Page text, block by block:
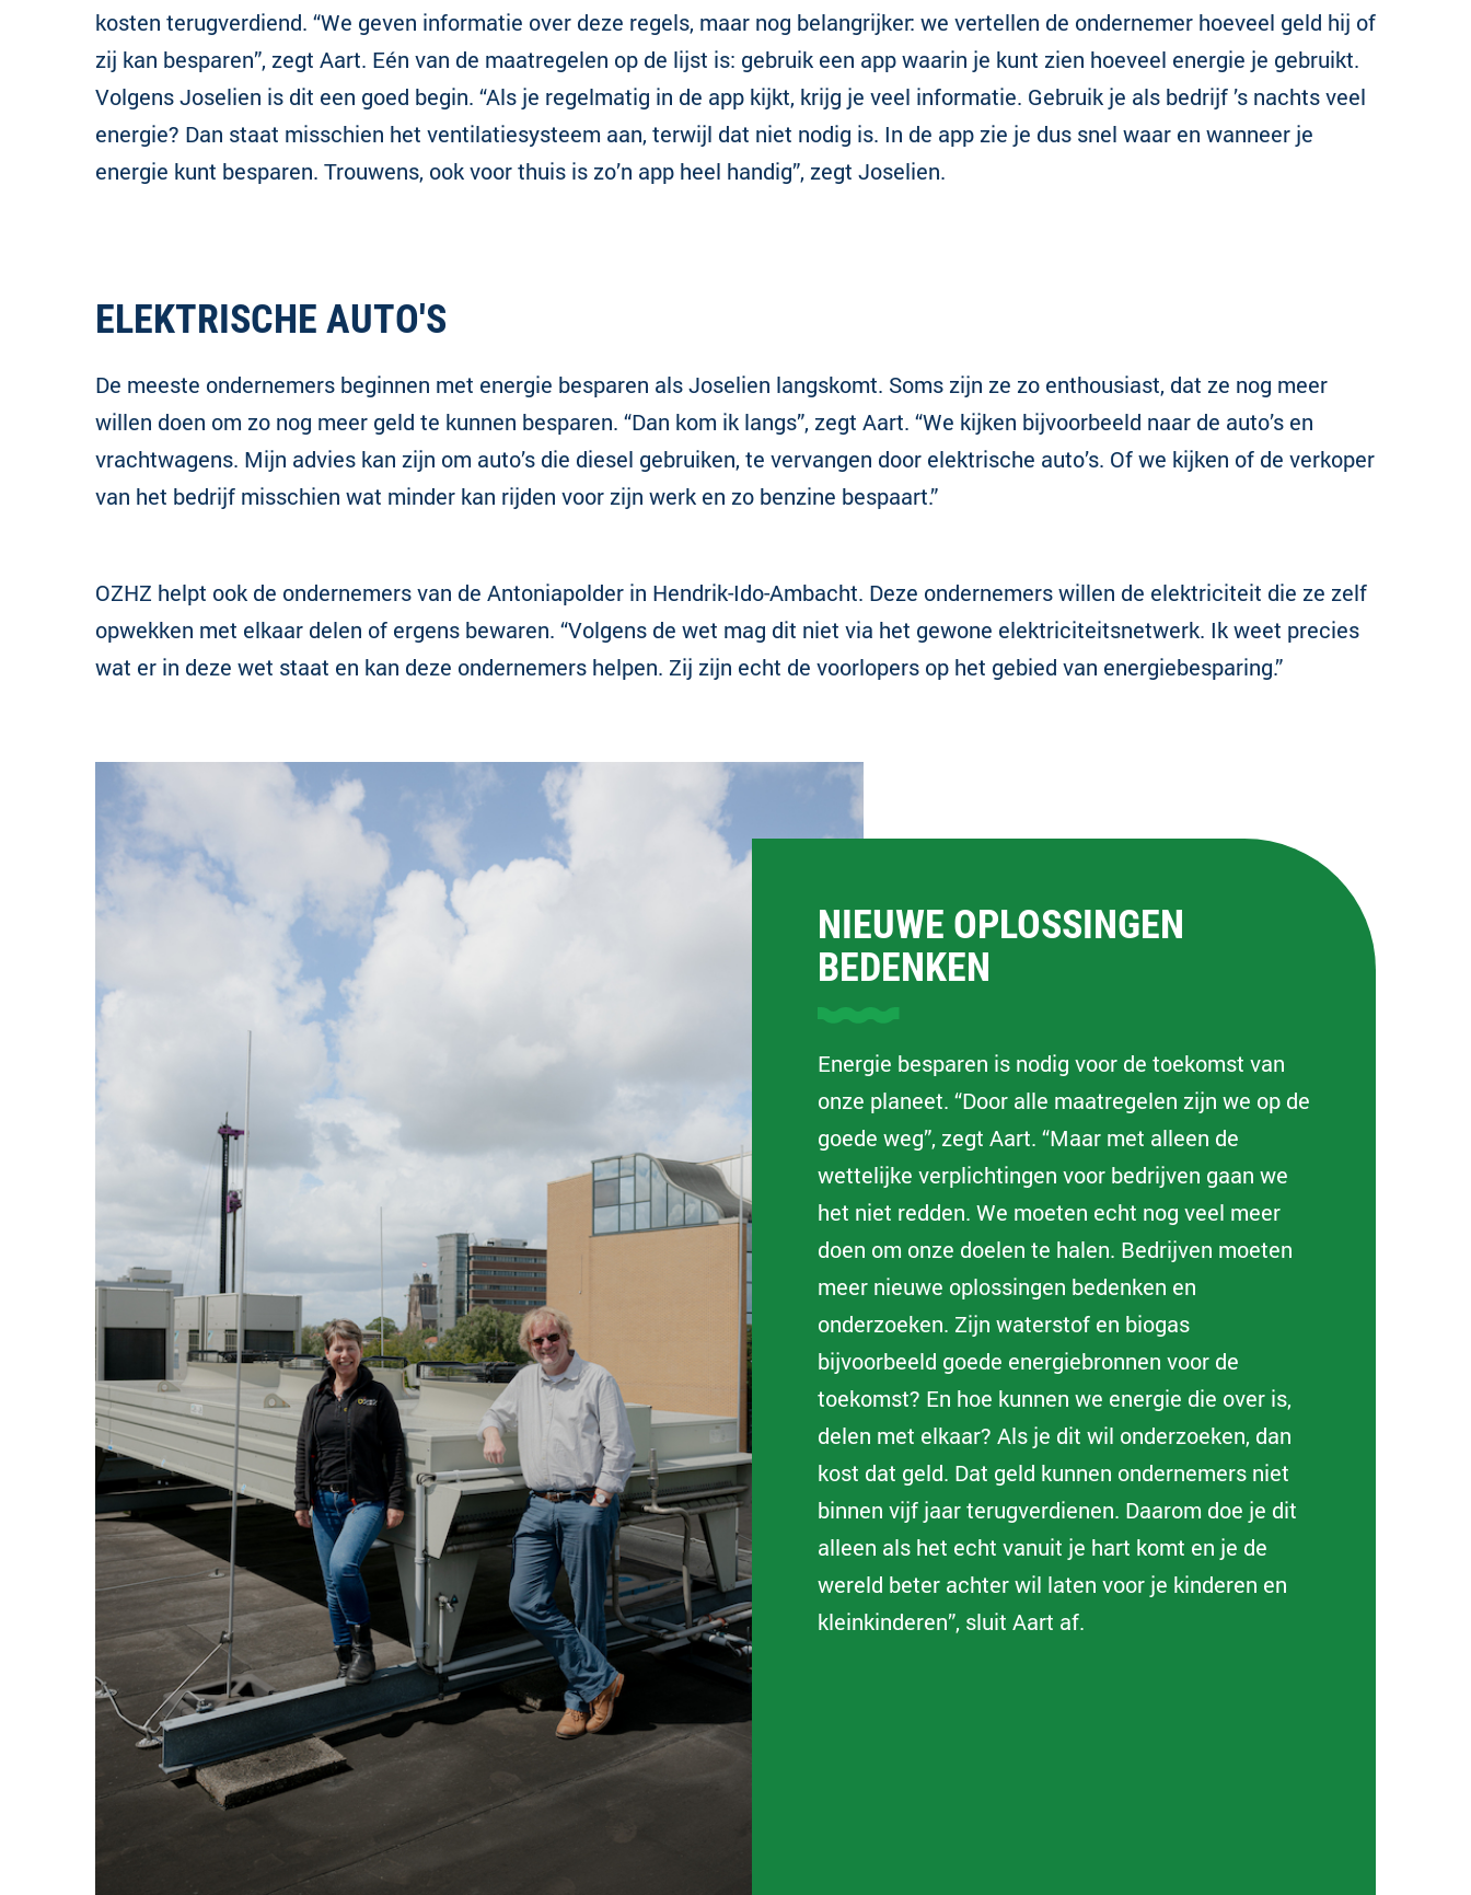
kosten terugverdiend. “We geven informatie over deze regels, maar nog belangrijker: we vertellen de ondernemer hoeveel geld hij of
zij kan besparen”, zegt Aart. Eén van de maatregelen op de lijst is: gebruik een app waarin je kunt zien hoeveel energie je gebruikt.
Volgens Joselien is dit een goed begin. “Als je regelmatig in de app kijkt, krijg je veel informatie. Gebruik je als bedrijf ’s nachts veel
energie? Dan staat misschien het ventilatiesysteem aan, terwijl dat niet nodig is. In de app zie je dus snel waar en wanneer je
energie kunt besparen. Trouwens, ook voor thuis is zo’n app heel handig”, zegt Joselien.
ELEKTRISCHE AUTO'S
De meeste ondernemers beginnen met energie besparen als Joselien langskomt. Soms zijn ze zo enthousiast, dat ze nog meer
willen doen om zo nog meer geld te kunnen besparen. “Dan kom ik langs”, zegt Aart. “We kijken bijvoorbeeld naar de auto’s en
vrachtwagens. Mijn advies kan zijn om auto’s die diesel gebruiken, te vervangen door elektrische auto’s. Of we kijken of de verkoper
van het bedrijf misschien wat minder kan rijden voor zijn werk en zo benzine bespaart.”
OZHZ helpt ook de ondernemers van de Antoniapolder in Hendrik-Ido-Ambacht. Deze ondernemers willen de elektriciteit die ze zelf
opwekken met elkaar delen of ergens bewaren. “Volgens de wet mag dit niet via het gewone elektriciteitsnetwerk. Ik weet precies
wat er in deze wet staat en kan deze ondernemers helpen. Zij zijn echt de voorlopers op het gebied van energiebesparing.”
NIEUWE OPLOSSINGEN
BEDENKEN
Energie besparen is nodig voor de toekomst van
onze planeet. “Door alle maatregelen zijn we op de
goede weg”, zegt Aart. “Maar met alleen de
wettelijke verplichtingen voor bedrijven gaan we
het niet redden. We moeten echt nog veel meer
doen om onze doelen te halen. Bedrijven moeten
meer nieuwe oplossingen bedenken en
onderzoeken. Zijn waterstof en biogas
bijvoorbeeld goede energiebronnen voor de
toekomst? En hoe kunnen we energie die over is,
delen met elkaar? Als je dit wil onderzoeken, dan
kost dat geld. Dat geld kunnen ondernemers niet
binnen vijf jaar terugverdienen. Daarom doe je dit
alleen als het echt vanuit je hart komt en je de
wereld beter achter wil laten voor je kinderen en
kleinkinderen”, sluit Aart af.